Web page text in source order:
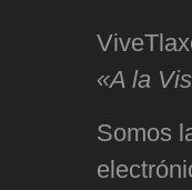
«A la
Somos